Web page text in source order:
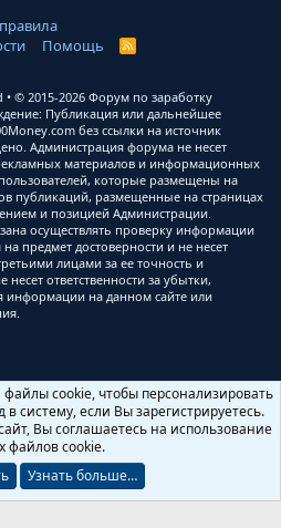
Помощь
R
© 2015-2026 Форум по заработку
Публикация или дальнейшее
без ссылки на источник
Администрация форума не несет
материалов и информационных
которые размещены на
публикаций, размещенные на страницах
и позицией Администрации.
осуществлять проверку информации
предмет достоверности и не несет
лицами за ее точность и
ответственности за убытки,
информации на данном сайте или
8 Время 0.6159s
cookie, чтобы персонализировать
систему, если Вы зарегистрируетесь.
Вы соглашаетесь на использование
файлов cookie.
Узнать больше…